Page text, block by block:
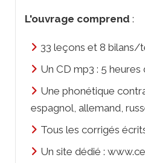
L'ouvrage comprend :
33 leçons et 8 bilans/
Un CD mp3 : 5
Une phonétique
espagnol, allemand,
Tous les corrigés
Un site dédié :